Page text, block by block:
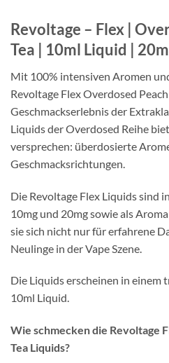
Revoltage – Flex |
Tea | 10ml Liquid |
Mit 100% intensiven Aromen
Revoltage Flex Overdosed
Geschmackserlebnis der
Liquids der Overdosed Reihe
versprechen: überdosierte
Geschmacksrichtungen.
Die Revoltage Flex Liquids sind
10mg und 20mg sowie als
sie sich nicht nur für erfahrene
Neulinge in der Vape Szene.
Die Liquids erscheinen in einem
10ml Liquid.
Wie schmecken die Revoltage
Tea Liquids?